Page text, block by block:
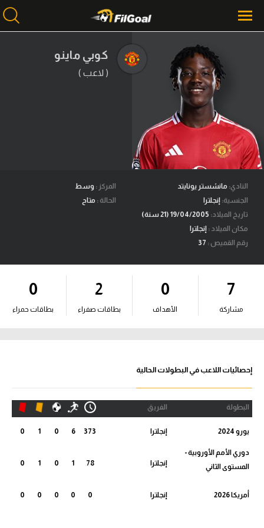
محتوى إخباري
الرئيسية
أخبار
مباريات
فانتازي في الجول
مسابقة التوقعات
فيديوهات
آراء حرة
ركن الألعاب
الدوري المصري
الدوري الإنجليزي الممتاز
الدوري الإيطالي
الدوري الألماني
كوبي ماينو
( لاعب )
النادي: مانشستر يونايتد
الجنسية: إنجلترا
تاريخ الميلاد:
مكان الميلاد : إنجلترا
رقم القميص :
المركز : وسط
الحالة : متاح
7
مشاركة
0
الأهداف
2
بطاقات صفراء
0
بطاقات حمراء
إحصائيات اللاعب في البطولات الحالية
البطولة الفريق
يورو 2024 إنجلترا 373
6
0
1
0
دوري الأمم الأوروبية -
المستوى الثاني
إنجلترا 78
1
0
1
0
أمريكا 2026 إنجلترا 0
0
0
0
0